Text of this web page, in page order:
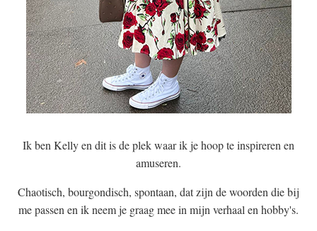
Ik ben Kelly en dit is de plek waar ik je hoop te inspireren en
amuseren.
Chaotisch, bourgondisch, spontaan, dat zijn de woorden die bij
me passen en ik neem je graag mee in mijn verhaal en hobby's.